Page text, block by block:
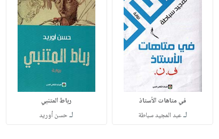
في متاهات الأستاذ
لـعبد المجيد سباطة
رباط المتنبي
لـحسن أوريد